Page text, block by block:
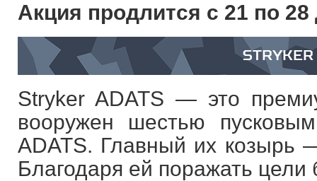
Акция продлится с 21 по 28
Stryker ADATS — это
вооружен шестью
ADATS. Главный их козырь
Благодаря ей поражать цели